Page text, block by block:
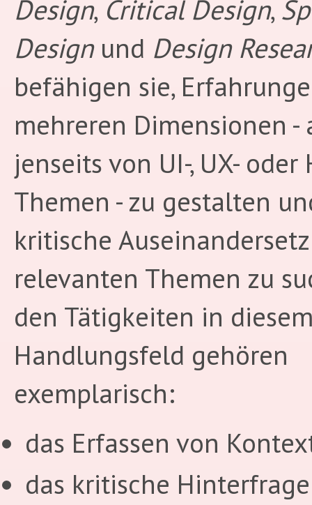
Design, Critical Design,
Designund Design
befähigen sie,
mehreren Dimensionen -
jenseits von UI-, UX- oder
Themen - zu gestalten
kritische
relevanten Themen zu
den Tätigkeiten in
Handlungsfeld gehören
exemplarisch:
das Erfassen von
das kritische